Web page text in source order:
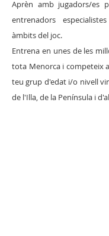
Aprèn amb jugadors/es
entrenadors
àmbits del joc.
Entrena en unes de les
tota Menorca i competeix
teu grup d'edat i/o nivell
de l'Illa, de la Península i